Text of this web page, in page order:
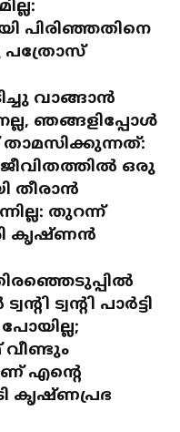
പിരിഞ്ഞതിനെ
പത്രോസ്
വാങ്ങാൻ
ഞങ്ങളിപ്പോൾ
ഒരു
തീരാൻ
തുറന്ന്
കൃഷ്ണൻ
ട്വന്റി പാർട്ടി
പോയില്ല;
എന്റെ
കൃഷ്ണപ്രഭ